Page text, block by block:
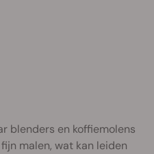
blenders en koffiemolens
malen, wat kan leiden